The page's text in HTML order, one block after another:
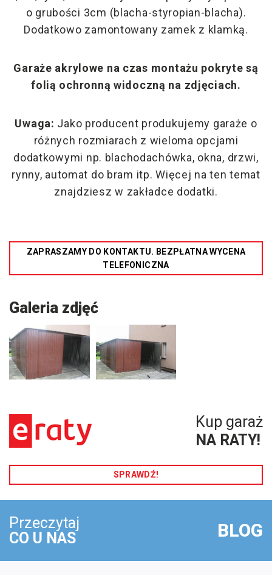
o grubości 3cm (blacha-styropian-blacha).
Dodatkowo zamontowany zamek z klamką.
Garaże akrylowe na czas montażu pokryte są
folią ochronną widoczną na zdjęciach.
Uwaga: Jako producent produkujemy garaże o
różnych rozmiarach z wieloma opcjami
dodatkowymi np. blachodachówka, okna, drzwi,
rynny, automat do bram itp. Więcej na ten temat
znajdziesz w zakładce dodatki.
ZAPRASZAMY DO KONTAKTU. BEZPŁATNA WYCENA
TELEFONICZNA
Galeria zdjęć
Kup garaż
NA RATY!
SPRAWDŹ!
Przeczytaj
CO U NAS
BLOG